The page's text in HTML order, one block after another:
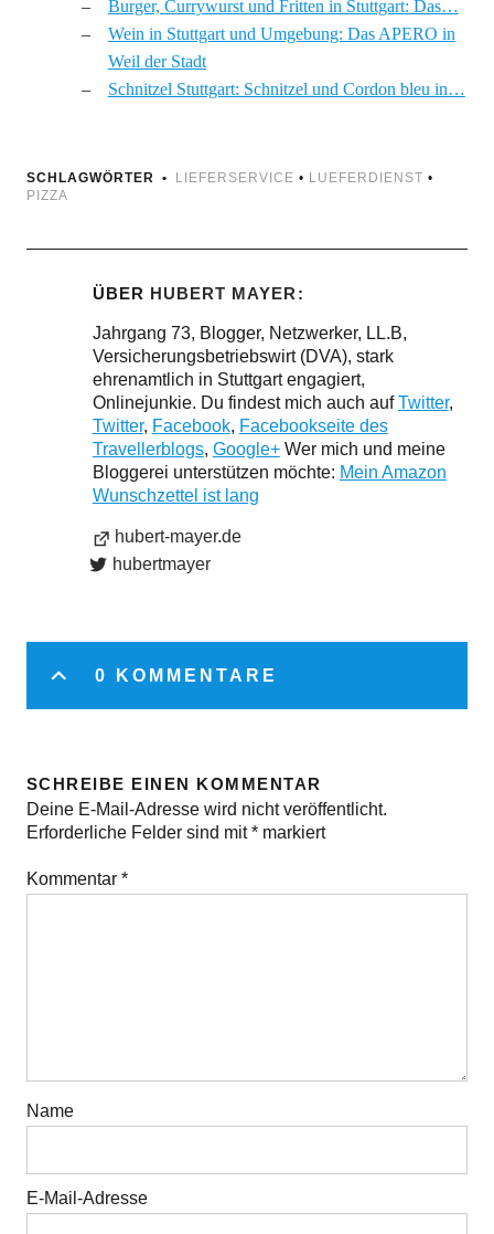
Burger, Currywurst und Fritten in Stuttgart: Das…
Wein in Stuttgart und Umgebung: Das APERO in
Weil der Stadt
Schnitzel Stuttgart: Schnitzel und Cordon bleu in…
SCHLAGWÖRTER LIEFERSERVICE • LUEFERDIENST •
PIZZA
ÜBER HUBERT MAYER
Jahrgang 73, Blogger, Netzwerker, LL.B,
Versicherungsbetriebswirt (DVA), stark
ehrenamtlich in Stuttgart engagiert,
Onlinejunkie. Du findest mich auch aufTwitter,
Twitter, Facebook, Facebookseite des
Travellerblogs, Google+Wer mich und meine
Bloggerei unterstützen möchte: Mein Amazon
Wunschzettel ist lang
hubert-mayer.de
hubertmayer
0 KOMMENTARE
SCHREIBE EINEN KOMMENTAR
Deine E-Mail-Adresse wird nicht veröffentlicht.
Erforderliche Felder sind mit*markiert
Kommentar *
Name
E-Mail-Adresse